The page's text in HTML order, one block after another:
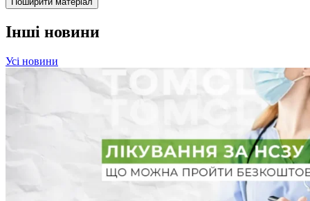
Інші новини
Усі новини